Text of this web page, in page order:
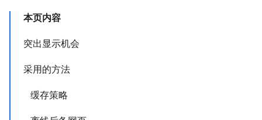
本页内容
突出显示机会
采用的方法
缓存策略